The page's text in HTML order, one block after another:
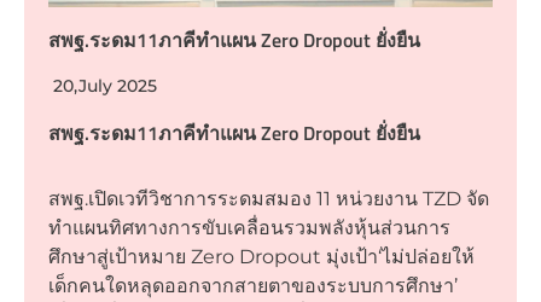
สพฐ.ระดม11ภาคีทำแผน Zero Dropout ยั่งยืน
20,July 2025
สพฐ.ระดม11ภาคีทำแผน Zero Dropout ยั่งยืน
สพฐ.เปิดเวทีวิชาการระดมสมอง 11 หน่วยงาน TZD จัด
ทำแผนทิศทางการขับเคลื่อนรวมพลังหุ้นส่วนการ
ศึกษาสู่เป้าหมาย Zero Dropout มุ่งเป้า‘ไม่ปล่อยให้
เด็กคนใดหลุดออกจากสายตาของระบบการศึกษา’